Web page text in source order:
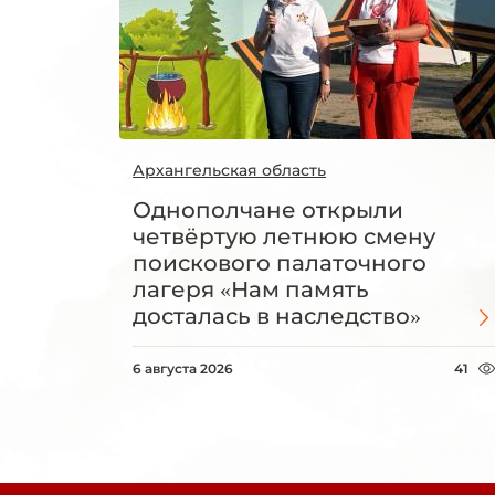
Архангельская область
Однополчане открыли
четвёртую летнюю смену
поискового палаточного
лагеря «Нам память
досталась в наследство»
6 августа 2026 41